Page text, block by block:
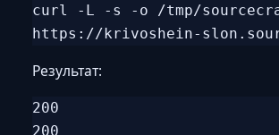
curl -L -s -o /tmp/
Результат:
200